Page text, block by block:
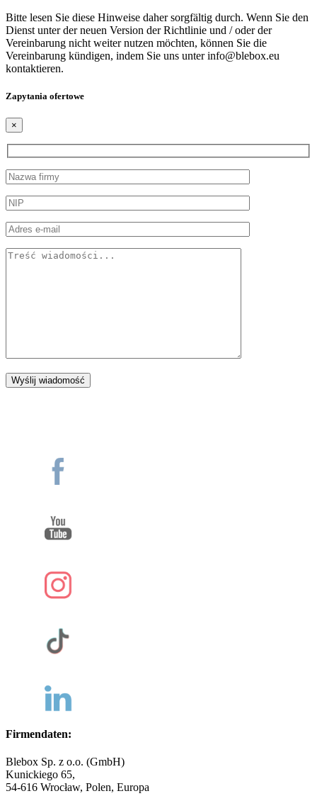
Bitte lesen Sie diese Hinweise daher sorgfältig durch. Wenn Sie den
Dienst unter der neuen Version der Richtlinie und / oder der
Vereinbarung nicht weiter nutzen möchten, können Sie die
Vereinbarung kündigen, indem Sie uns unter info@blebox.eu
kontaktieren.
Zapytania ofertowe
×
Firmendaten:
Blebox Sp. z o.o. (GmbH)
Kunickiego 65,
54-616 Wrocław, Polen, Europa